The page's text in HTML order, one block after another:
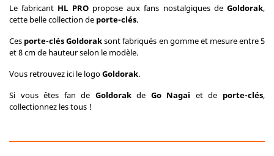
Le fabricant HL PROpropose aux fans nostalgiques deGoldorak,
cette belle collection de porte-clés.
Ces porte-clés Goldoraksont fabriqués en gomme et mesure entre 5
et 8 cm de hauteur selon le modèle.
Vous retrouvez ici le logoGoldorak.
Si vous êtes fan de Goldorakde Go Nagai et de porte-clés,
collectionnez les tous !